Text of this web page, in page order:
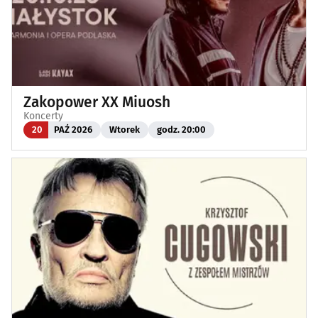
Zakopower XX Miuosh
Koncerty
20 PAŹ 2026 Wtorek godz. 20:00